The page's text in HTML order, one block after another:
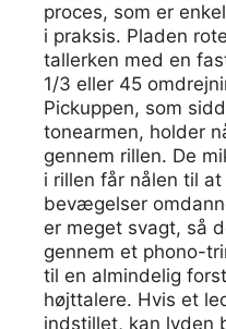
proces, som er
i praksis. Pladen
tallerken med en
1/3 eller 45
Pickuppen, som
tonearmen, holder
gennem rillen. De
i rillen får nålen til
bevægelser
er meget svagt, så
gennem et phono-
til en almindelig
højttalere. Hvis et
indstillet, kan lyden